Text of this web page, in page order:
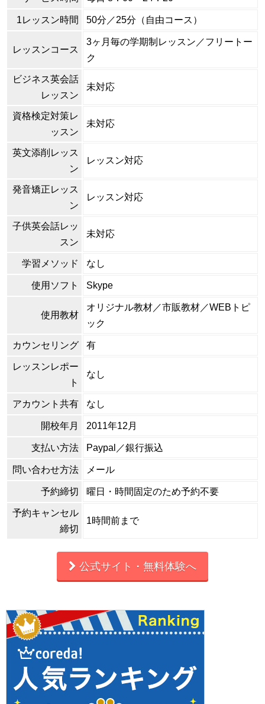
1レッスン時間 50分／25分（自由コース）
レッスンコース
3ヶ月毎の学期制レッスン／フリートー
ク
ビジネス英会話
レッスン
未対応
資格検定対策レ
ッスン
未対応
英文添削レッス
ン
レッスン対応
発音矯正レッス
ン
レッスン対応
子供英会話レッ
スン
未対応
学習メソッド なし
使用ソフト Skype
使用教材
オリジナル教材／市販教材／WEBトピ
ック
カウンセリング 有
レッスンレポー
ト
なし
アカウント共有 なし
開校年月 2011年12月
支払い方法 Paypal／銀行振込
問い合わせ方法 メール
予約締切 曜日・時間固定のため予約不要
予約キャンセル
締切
1時間前まで
公式サイト・無料体験へ